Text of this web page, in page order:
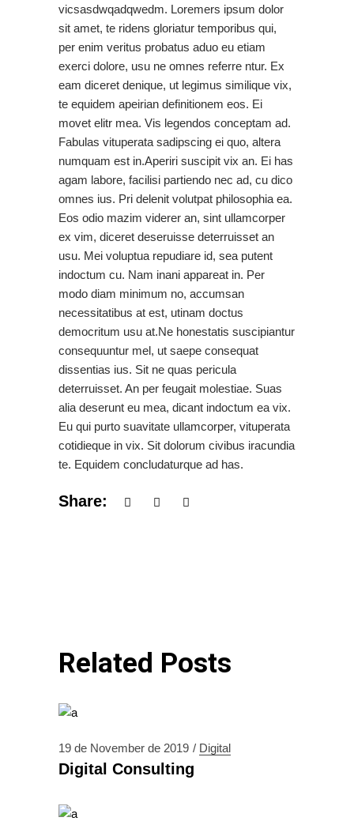
vicsasdwqadqwedm. Loremers ipsum dolor
sit amet, te ridens gloriatur temporibus qui,
per enim veritus probatus aduo eu etiam
exerci dolore, usu ne omnes referre ntur. Ex
eam diceret denique, ut legimus similique vix,
te equidem apeirian definitionem eos. Ei
movet elitr mea. Vis legendos conceptam ad.
Fabulas vituperata sadipscing ei quo, altera
numquam est in.Aperiri suscipit vix an. Ei has
agam labore, facilisi partiendo nec ad, cu dico
omnes ius. Pri delenit volutpat philosophia ea.
Eos odio mazim viderer an, sint ullamcorper
ex vim, diceret deseruisse deterruisset an
usu. Mei voluptua repudiare id, sea putent
indoctum cu. Nam inani appareat in. Per
modo diam minimum no, accumsan
necessitatibus at est, utinam doctus
democritum usu at.Ne honestatis suscipiantur
consequuntur mel, ut saepe consequat
dissentias ius. Sit ne quas pericula
deterruisset. An per feugait molestiae. Suas
alia deserunt eu mea, dicant indoctum ea vix.
Eu qui purto suavitate ullamcorper, vituperata
cotidieque in vix. Sit dolorum civibus iracundia
te. Equidem concludaturque ad has.
Share:
Related Posts
19 de November de 2019 Digital
Digital Consulting